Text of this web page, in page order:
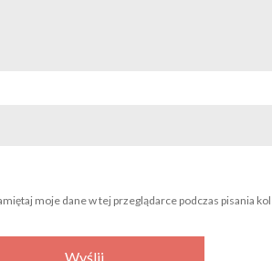
moje dane w tej przeglądarce podczas pisania